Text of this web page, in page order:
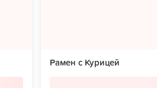
Рамен с Курицей